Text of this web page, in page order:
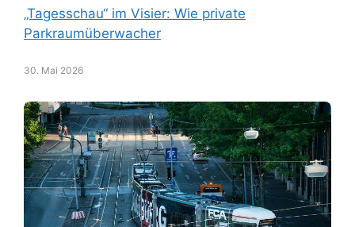
„Tagesschau“ im Visier: Wie private
Parkraumüberwacher
30. Mai 2026